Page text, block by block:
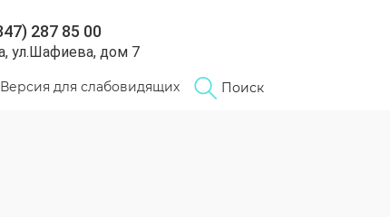
287 85 00
ул.Шафиева, дом 7
Поиск
Версия для слабовидящих